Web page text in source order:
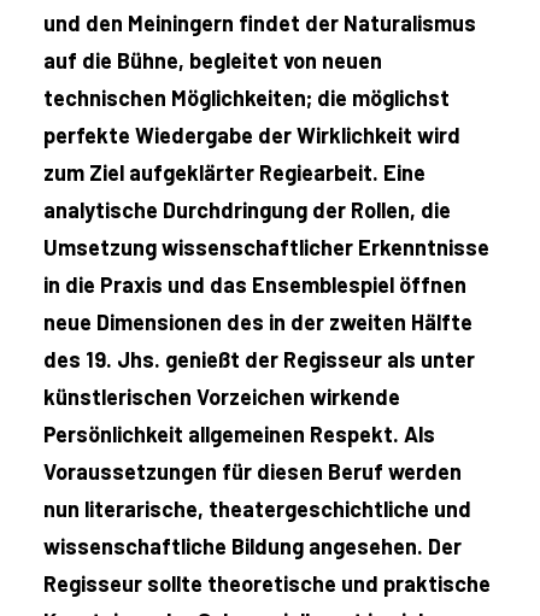
und den Meiningern findet der Naturalismus
auf die Bühne, begleitet von neuen
technischen Möglichkeiten; die möglichst
perfekte Wiedergabe der Wirklichkeit wird
zum Ziel aufgeklärter Regiearbeit. Eine
analytische Durchdringung der Rollen, die
Umsetzung wissenschaftlicher Erkenntnisse
in die Praxis und das Ensemblespiel öffnen
neue Dimensionen des in der zweiten Hälfte
des 19. Jhs. genießt der Regisseur als unter
künstlerischen Vorzeichen wirkende
Persönlichkeit allgemeinen Respekt. Als
Voraussetzungen für diesen Beruf werden
nun literarische, theatergeschichtliche und
wissenschaftliche Bildung angesehen. Der
Regisseur sollte theoretische und praktische